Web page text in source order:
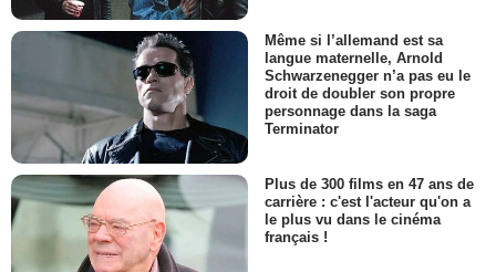
Même si l’allemand est sa
langue maternelle, Arnold
Schwarzenegger n’a pas eu le
droit de doubler son propre
personnage dans la saga
Terminator
Plus de 300 films en 47 ans de
carrière : c'est l'acteur qu'on a
le plus vu dans le cinéma
français !